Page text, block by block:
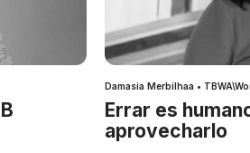
Damasia Merbilhaa •
Errar es
aprovecharlo